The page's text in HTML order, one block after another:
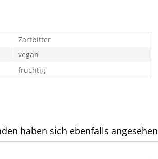
Zartbitter
vegan
fruchtig
haben sich ebenfalls angesehen